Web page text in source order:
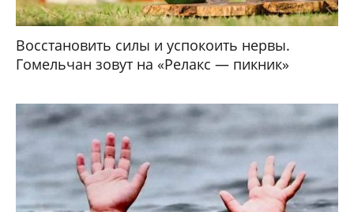
Восстановить силы и успокоить нервы.
Гомельчан зовут на «Релакс — пикник»